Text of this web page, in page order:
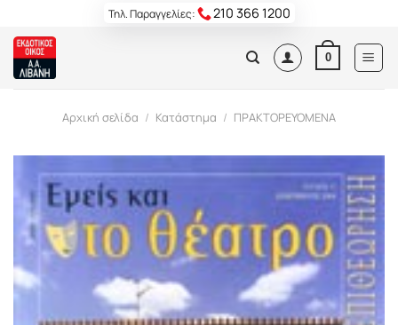
content
Τηλ. Παραγγελίες: 210 366 1200
0
Αρχική σελίδα / Κατάστημα / ΠΡΑΚΤΟΡΕΥΟΜΕΝΑ